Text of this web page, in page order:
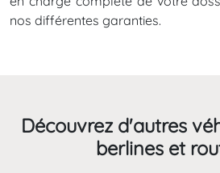
nos différentes garanties.
Découvrez d'autres
berlines et